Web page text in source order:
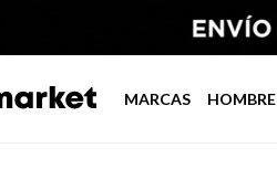
MARCAS HOMBRE